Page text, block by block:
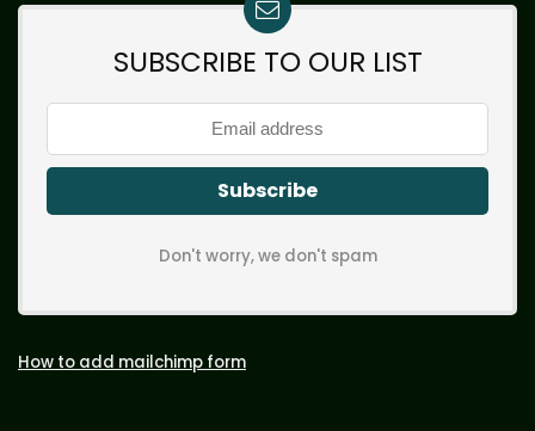
SUBSCRIBE TO OUR LIST
Don't worry, we don't spam
How to add mailchimp form